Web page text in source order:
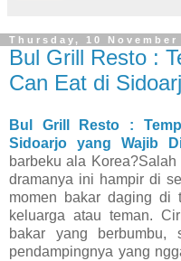
Thursday, 10 November
Bul Grill Resto :
Can Eat di
Bul Grill Resto :
Sidoarjo yang Wajib
barbeku ala
dramanya ini hampir di
momen bakar daging di
keluarga atau teman.
bakar yang
pendampingnya yang